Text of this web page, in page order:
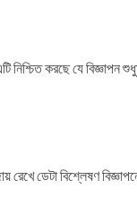
করছে যে বিজ্ঞাপন
ডেটা বিশ্লেষণ